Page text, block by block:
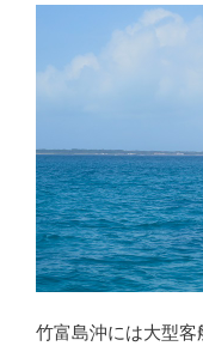
竹富島沖には大型客